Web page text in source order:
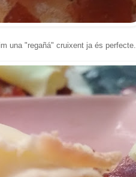
una "regañá" cruixent ja és perfecte.